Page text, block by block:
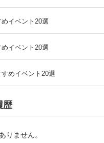
イベント20選
イベント20選
めイベント20選
歴
りません。